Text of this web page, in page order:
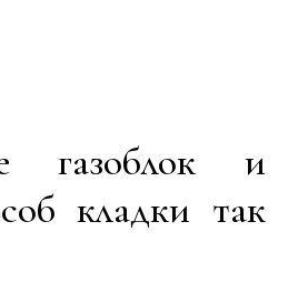
газоблок и
кладки так